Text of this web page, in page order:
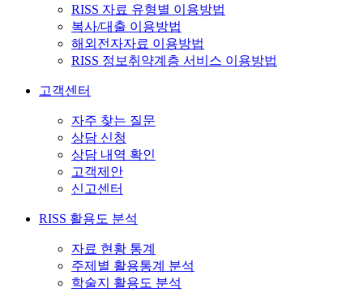
RISS 자료 유형별 이용방법
복사/대출 이용방법
해외전자자료 이용방법
RISS 정보취약계층 서비스 이용방법
고객센터
자주 찾는 질문
상담 신청
상담 내역 확인
고객제안
신고센터
RISS 활용도 분석
자료 현황 통계
주제별 활용통계 분석
학술지 활용도 분석